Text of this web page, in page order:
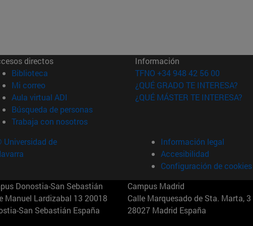
directos
Biblioteca (abre en nueva ventana)
Mi correo(abre en nueva ventana)
Aula virtual ADI (abre en nueva ventana)
Búsqueda de personas(abre en nueva ventana)
Trabaja con nosotros(abre en nueva ventana)
Información
TFNO +34 948 42 56 00
¿QUÉ GRADO TE INTERESA?
¿QUÉ MÁSTER TE INTERESA?
Universidad de
Información legal
Accesibilidad
Configuración de cookies
Donostia-San Sebastián
Manuel Lardizabal 13 20018
San Sebastián España
Campus Madrid
Calle Marquesado de Sta. Marta, 3
28027 Madrid España